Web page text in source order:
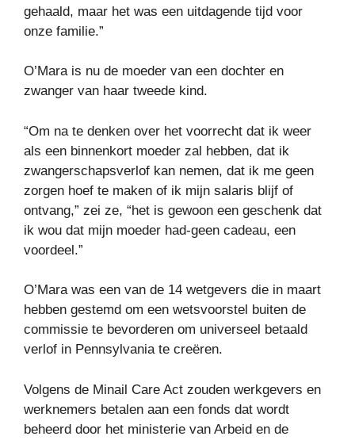
gehaald, maar het was een uitdagende tijd voor
onze familie.”
O’Mara is nu de moeder van een dochter en
zwanger van haar tweede kind.
“Om na te denken over het voorrecht dat ik weer
als een binnenkort moeder zal hebben, dat ik
zwangerschapsverlof kan nemen, dat ik me geen
zorgen hoef te maken of ik mijn salaris blijf of
ontvang,” zei ze, “het is gewoon een geschenk dat
ik wou dat mijn moeder had-geen cadeau, een
voordeel.”
O’Mara was een van de 14 wetgevers die in maart
hebben gestemd om een ​​wetsvoorstel buiten de
commissie te bevorderen om universeel betaald
verlof in Pennsylvania te creëren.
Volgens de Minail Care Act zouden werkgevers en
werknemers betalen aan een fonds dat wordt
beheerd door het ministerie van Arbeid en de